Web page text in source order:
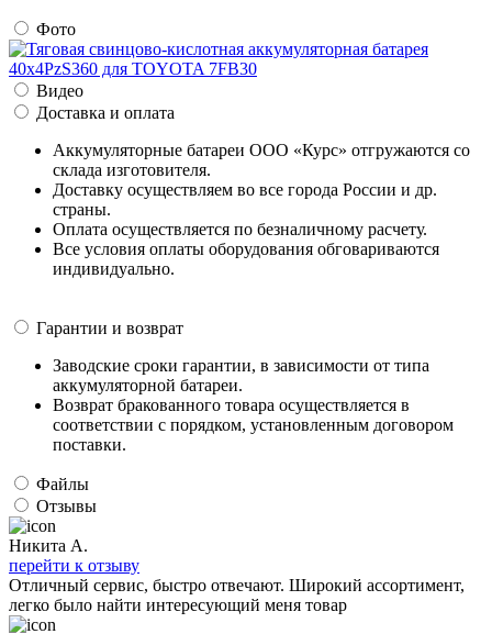
Фото
Видео
Доставка и оплата
Аккумуляторные батареи ООО «Курс» отгружаются со
склада изготовителя.
Доставку осуществляем во все города России и др.
страны.
Оплата осуществляется по безналичному расчету.
Все условия оплаты оборудования обговариваются
индивидуально.
Гарантии и возврат
Заводские сроки гарантии, в зависимости от типа
аккумуляторной батареи.
Возврат бракованного товара осуществляется в
соответствии с порядком, установленным договором
поставки.
Файлы
Отзывы
Никита А.
перейти к отзыву
Отличный сервис, быстро отвечают. Широкий ассортимент,
легко было найти интересующий меня товар